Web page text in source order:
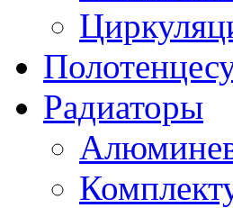
Радиаторы